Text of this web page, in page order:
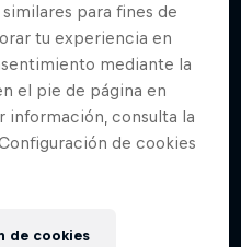
para fines de
tu experiencia en
mediante la
el pie de página en
información, consulta la
de cookies
de cookies